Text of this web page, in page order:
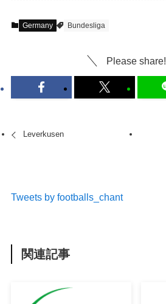
Germany Bundesliga
Please share!
Leverkusen
Tweets by footballs_chant
関連記事